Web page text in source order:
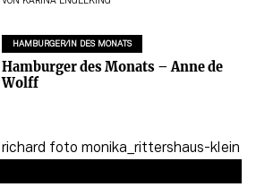
HAMBURGER/IN DES MONATS
Hamburger des Monats – Anne de
Wolff